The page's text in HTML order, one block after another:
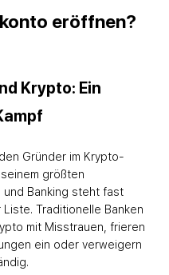
eröffnen?
Krypto: Ein
Gründer im Krypto-
größten
und Banking steht fast
Liste. Traditionelle Banken
mit Misstrauen, frieren
ein oder verweigern